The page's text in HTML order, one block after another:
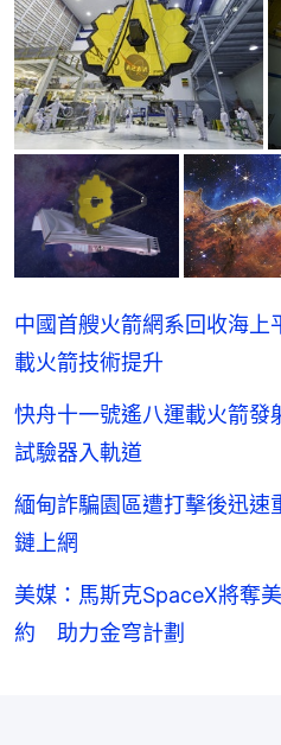
中國首艘火箭網系回收海
載火箭技術提升
快舟十一號遙八運載火箭
試驗器入軌道
緬甸詐騙園區遭打擊後迅
鏈上網
美媒：馬斯克SpaceX將奪
約 助力金穹計劃